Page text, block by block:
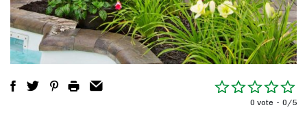
0 vote 0/5